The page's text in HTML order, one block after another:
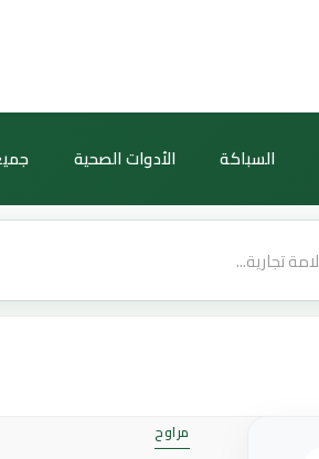
السباكة الأدوات الصحية
مراوح
واط
كوفي